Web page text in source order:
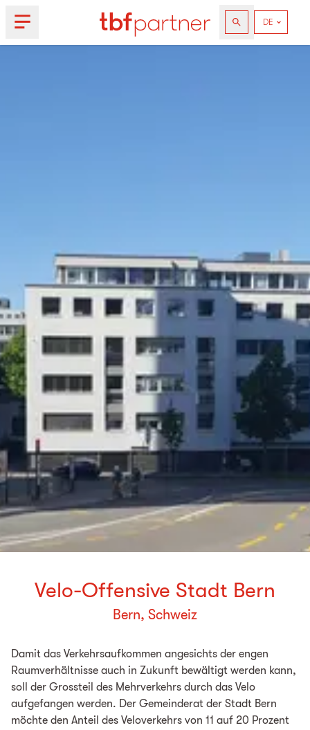
Velo-Offensive Stadt Bern
Bern, Schweiz
Damit das Verkehrsaufkommen angesichts der engen
Raumverhältnisse auch in Zukunft bewältigt werden kann,
soll der Grossteil des Mehrverkehrs durch das Velo
aufgefangen werden. Der Gemeinderat der Stadt Bern
möchte den Anteil des Veloverkehrs von 11 auf 20 Prozent